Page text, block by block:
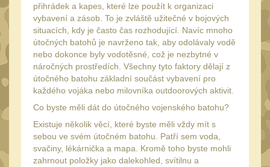
UTG45
Accushot
Accushot Tactical9
Accushot Precision3
BugBuster
Kolimátory16
Schmidt&Bender 3
přihrádek a kapes, které lze použít k organizaci
vybavení a zásob. To je zvláště užitečné v bojových
situacích, kdy je často čas rozhodující. Navíc mnoho
útočných batohů je navrženo tak, aby odolávaly vodě
nebo dokonce byly vodotěsné, což je nezbytné v
náročných prostředích. Všechny tyto faktory dělají z
útočného batohu základní součást vybavení pro
každého vojáka nebo milovníka outdoorových aktivit.
Co byste měli dát do útočného vojenského batohu?
Existuje několik věcí, které byste měli vždy mít s
sebou ve svém útočném batohu. Patří sem voda,
svačiny, lékárnička a mapa. Kromě toho byste mohli
zahrnout položky jako dalekohled, svítilnu a